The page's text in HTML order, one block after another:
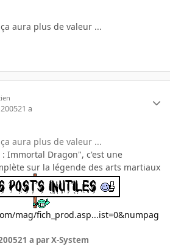
aura plus de valeur ...
21 a
aura plus de valeur ...
: Immortal Dragon", c'est une
sur la légende des arts martiaux
mag/fich_prod.asp...ist=0&numpag
21 a par X-System